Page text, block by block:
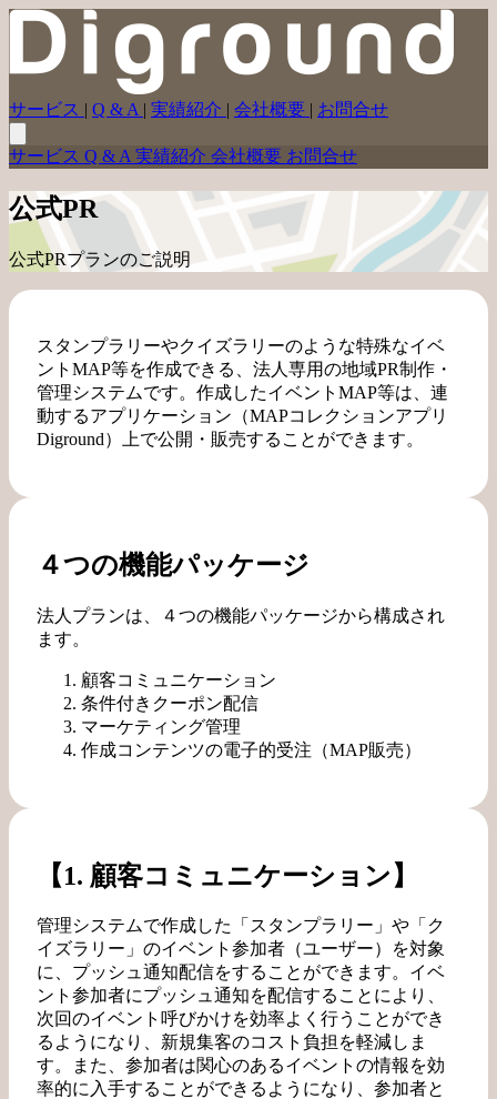
サービス | Q & A | 実績紹介 | 会社概要 | お問合せ
サービス Q & A 実績紹介 会社概要 お問合せ
公式PR
公式PRプランのご説明
スタンプラリーやクイズラリーのような特殊なイベ
ントMAP等を作成できる、法人専用の地域PR制作・
管理システムです。作成したイベントMAP等は、連
動するアプリケーション（MAPコレクションアプリ
Diground）上で公開・販売することができます。
４つの機能パッケージ
法人プランは、４つの機能パッケージから構成され
ます。
顧客コミュニケーション
条件付きクーポン配信
マーケティング管理
作成コンテンツの電子的受注（MAP販売）
【1. 顧客コミュニケーション】
管理システムで作成した「スタンプラリー」や「ク
イズラリー」のイベント参加者（ユーザー）を対象
に、プッシュ通知配信をすることができます。イベ
ント参加者にプッシュ通知を配信することにより、
次回のイベント呼びかけを効率よく行うことができ
るようになり、新規集客のコスト負担を軽減しま
す。また、参加者は関心のあるイベントの情報を効
率的に入手することができるようになり、参加者と